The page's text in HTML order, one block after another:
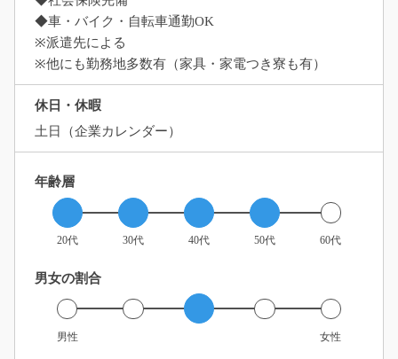
◆車・バイク・自転車通勤OK
※派遣先による
※他にも勤務地多数有（家具・家電つき寮も有）
休日・休暇
土日（企業カレンダー）
年齢層
20代 30代 40代 50代 60代
男女の割合
男性 女性